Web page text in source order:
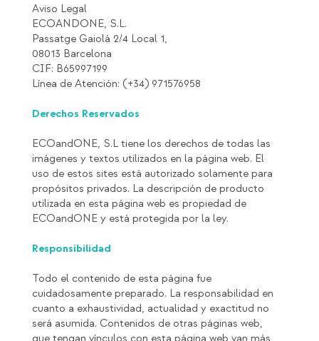
Aviso Legal
ECOANDONE, S.L.
Passatge Gaiolá 2/4 Local 1,
08013 Barcelona
CIF: B65997199
Línea de Atención: (+34) 971576958
Derechos Reservados
ECOandONE, S.L tiene los derechos de todas las
imágenes y textos utilizados en la página web. El
uso de estos sites está autorizado solamente para
propósitos privados. La descripción de producto
utilizada en esta página web es propiedad de
ECOandONE y está protegida por la ley.
Responsibilidad
Todo el contenido de esta página fue
cuidadosamente preparado. La responsabilidad en
cuanto a exhaustividad, actualidad y exactitud no
será asumida. Contenidos de otras páginas web,